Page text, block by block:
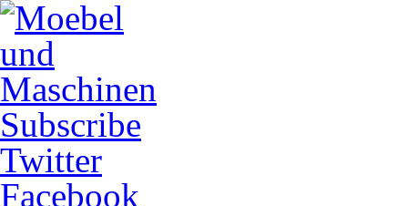
Subscribe
Twitter
Facebook